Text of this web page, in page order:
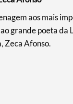
aos mais
grande poeta da
Zeca Afonso.